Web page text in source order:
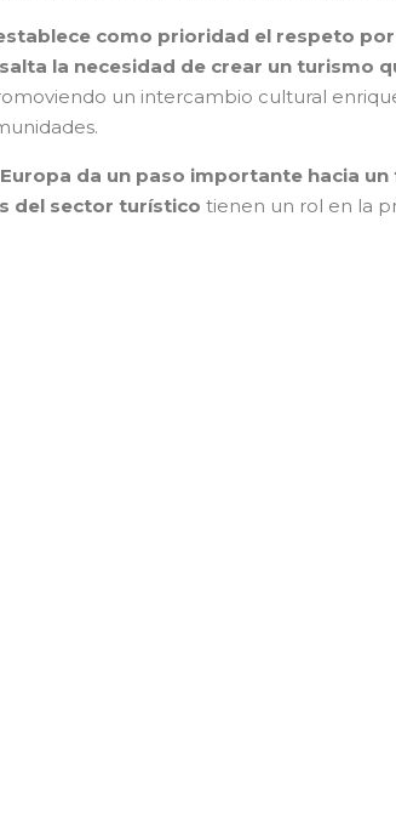
como prioridad el respeto
la necesidad de crear un turismo
un intercambio cultural
Europa da un paso importante hacia
del sector turístico tienen un rol en la